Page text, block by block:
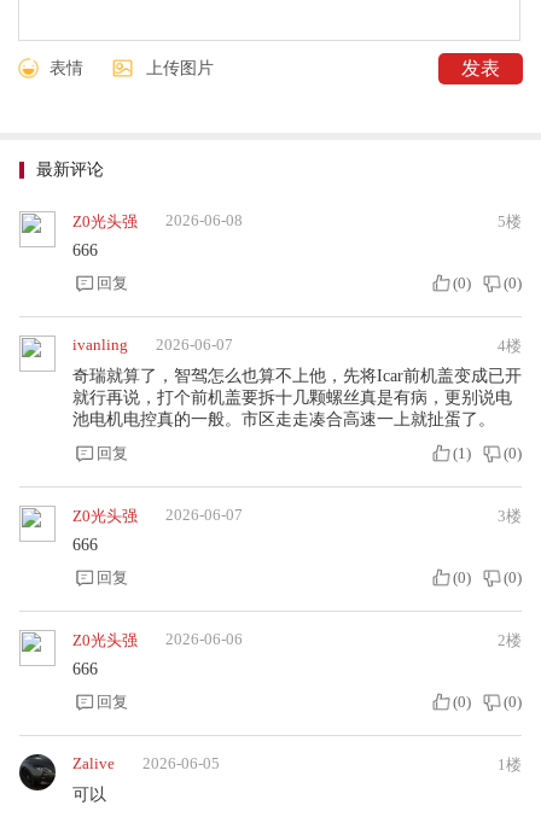
表情 上传图片
最新评论
Z0光头强 2026-06-08
5楼
666
回复
(0) (0)
ivanling 2026-06-07
4楼
奇瑞就算了，智驾怎么也算不上他，先将Icar前机盖变成已开
就行再说，打个前机盖要拆十几颗螺丝真是有病，更别说电
池电机电控真的一般。市区走走凑合高速一上就扯蛋了。
回复
(1 ) (0)
Z0光头强 2026-06-07
3楼
666
回复
(0) (0)
Z0光头强 2026-06-06
2楼
666
回复
(0) (0)
Zalive 2026-06-05
1楼
可以